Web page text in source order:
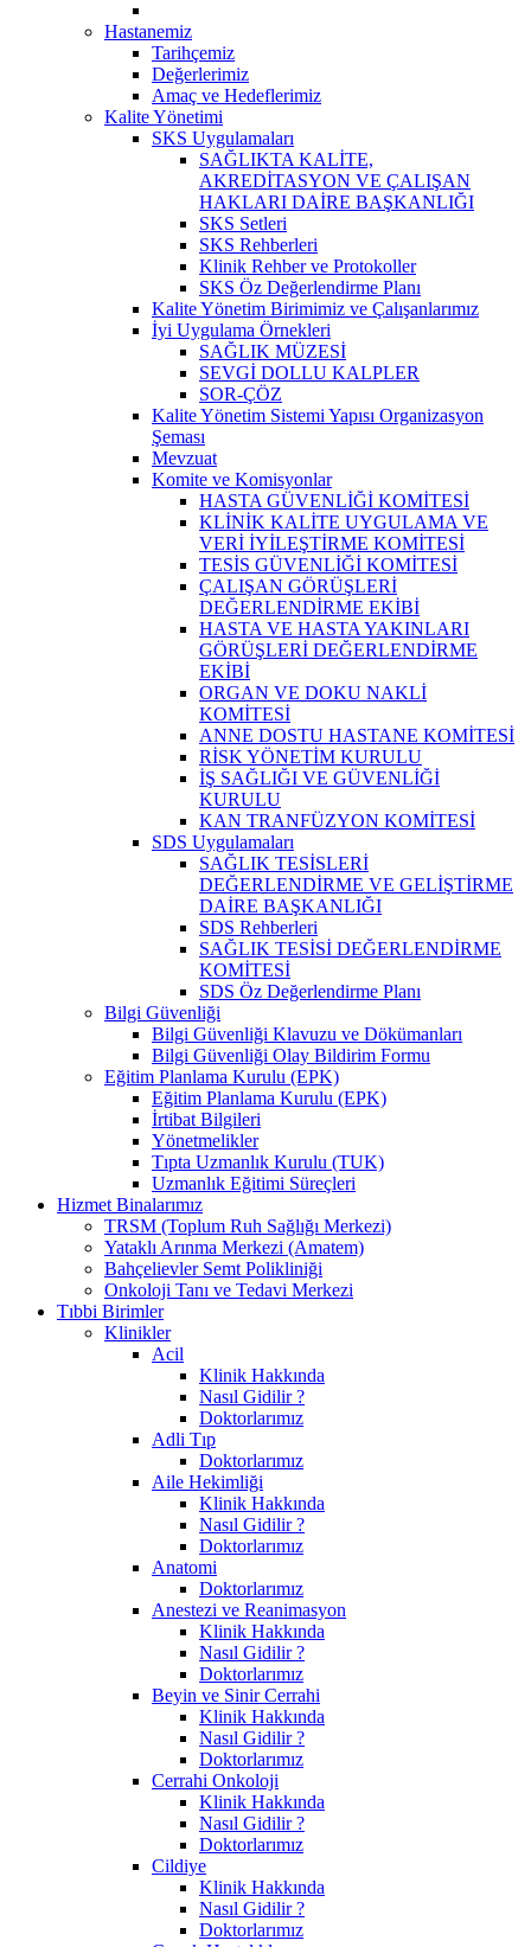
Hastanemiz
Tarihçemiz
Değerlerimiz
Amaç ve Hedeflerimiz
Kalite Yönetimi
SKS Uygulamaları
SAĞLIKTA KALİTE,
AKREDİTASYON VE ÇALIŞAN
HAKLARI DAİRE BAŞKANLIĞI
SKS Setleri
SKS Rehberleri
Klinik Rehber ve Protokoller
SKS Öz Değerlendirme Planı
Kalite Yönetim Birimimiz ve Çalışanlarımız
İyi Uygulama Örnekleri
SAĞLIK MÜZESİ
SEVGİ DOLLU KALPLER
SOR-ÇÖZ
Kalite Yönetim Sistemi Yapısı Organizasyon
Şeması
Mevzuat
Komite ve Komisyonlar
HASTA GÜVENLİĞİ KOMİTESİ
KLİNİK KALİTE UYGULAMA VE
VERİ İYİLEŞTİRME KOMİTESİ
TESİS GÜVENLİĞİ KOMİTESİ
ÇALIŞAN GÖRÜŞLERİ
DEĞERLENDİRME EKİBİ
HASTA VE HASTA YAKINLARI
GÖRÜŞLERİ DEĞERLENDİRME
EKİBİ
ORGAN VE DOKU NAKLİ
KOMİTESİ
ANNE DOSTU HASTANE KOMİTESİ
RİSK YÖNETİM KURULU
İŞ SAĞLIĞI VE GÜVENLİĞİ
KURULU
KAN TRANFÜZYON KOMİTESİ
SDS Uygulamaları
SAĞLIK TESİSLERİ
DEĞERLENDİRME VE GELİŞTİRME
DAİRE BAŞKANLIĞI
SDS Rehberleri
SAĞLIK TESİSİ DEĞERLENDİRME
KOMİTESİ
SDS Öz Değerlendirme Planı
Bilgi Güvenliği
Bilgi Güvenliği Klavuzu ve Dökümanları
Bilgi Güvenliği Olay Bildirim Formu
Eğitim Planlama Kurulu (EPK)
Eğitim Planlama Kurulu (EPK)
İrtibat Bilgileri
Yönetmelikler
Tıpta Uzmanlık Kurulu (TUK)
Uzmanlık Eğitimi Süreçleri
Hizmet Binalarımız
TRSM (Toplum Ruh Sağlığı Merkezi)
Yataklı Arınma Merkezi (Amatem)
Bahçelievler Semt Polikliniği
Onkoloji Tanı ve Tedavi Merkezi
Tıbbi Birimler
Klinikler
Acil
Klinik Hakkında
Nasıl Gidilir ?
Doktorlarımız
Adli Tıp
Doktorlarımız
Aile Hekimliği
Klinik Hakkında
Nasıl Gidilir ?
Doktorlarımız
Anatomi
Doktorlarımız
Anestezi ve Reanimasyon
Klinik Hakkında
Nasıl Gidilir ?
Doktorlarımız
Beyin ve Sinir Cerrahi
Klinik Hakkında
Nasıl Gidilir ?
Doktorlarımız
Cerrahi Onkoloji
Klinik Hakkında
Nasıl Gidilir ?
Doktorlarımız
Cildiye
Klinik Hakkında
Nasıl Gidilir ?
Doktorlarımız